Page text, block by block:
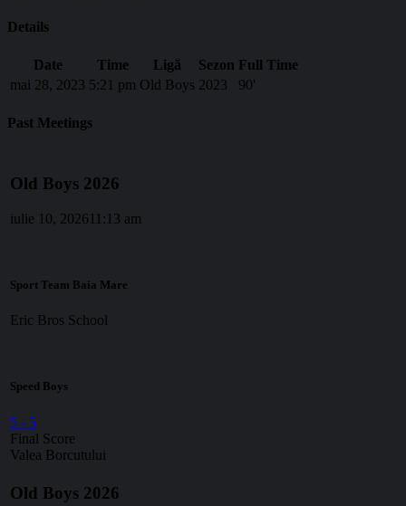
Details
Date Time Ligă Sezon Full Time
mai 28, 2023 5:21 pm Old Boys 2023 90'
Past Meetings
Old Boys 2026
iulie 10, 2026 11:13 am
Sport Team Baia Mare
Eric Bros School
Speed Boys
5 - 5
Final Score
Valea Borcutului
Old Boys 2026